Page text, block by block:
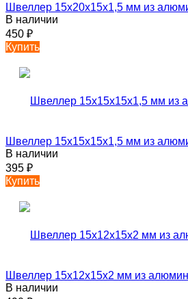
Швеллер 15х20х15х1,5 мм из
В наличии
450 ₽
Купить
Швеллер 15х15х15х1,5 мм из
В наличии
395 ₽
Купить
Швеллер 15х12х15х2 мм из
В наличии